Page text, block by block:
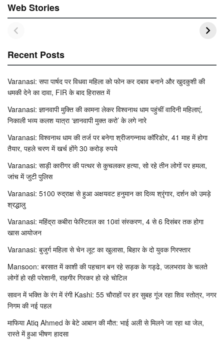
Web Stories
Recent Posts
Varanasi: सपा पार्षद पर विधवा महिला को फोन कर दबाव बनाने और खुदकुशी की
धमकी देने का दावा, FIR के बाद हिरासत में
Varanasi: ज्ञानवापी मुक्ति की कामना लेकर विश्वनाथ धाम पहुंचीं वादिनी महिलाएं,
निकाली भव्य कलश यात्रा ‘ज्ञानवापी मुक्त करो’ के लगे नारे
Varanasi: विश्वनाथ धाम की तर्ज पर बनेगा श्रीजगन्नाथ कॉरिडोर, 41 माह में होगा
तैयार, पहले चरण में खर्च होंगे 30 करोड़ रुपये
Varanasi: साड़ी कारीगर की पत्थर से कुचलकर हत्या, सो रहे तीन लोगों पर हमला,
जांच में जुटी पुलिस
Varanasi: 5100 रुद्राक्ष से हुआ अक्षयवट हनुमान का दिव्य श्रृंगार, दर्शन को उमड़े
श्रद्धालु
Varanasi: महिंद्रा कबीरा फेस्टिवल का 10वां संस्करण, 4 से 6 दिसंबर तक होगा
खास आयोजन
Varanasi: बुजुर्ग महिला से चेन लूट का खुलासा, बिहार के दो युवक गिरफ्तार
Mansoon: बरसात में काशी की पहचान बन रहे सड़क के गड्ढे, जलभराव के चलते
लोगों हो रही परेशानी, राहगीर गिरकर हो रहे चोटिल
सावन में भक्ति के रंग में रंगी Kashi: 55 चौराहों पर हर सुबह गूंज रहा शिव स्तोत्र, नगर
निगम की नई पहल
माफिया Atiq Ahmed के बेटे आबान की मौत: भाई अली से मिलने जा रहा था जेल,
रास्ते में हुआ भीषण हादसा